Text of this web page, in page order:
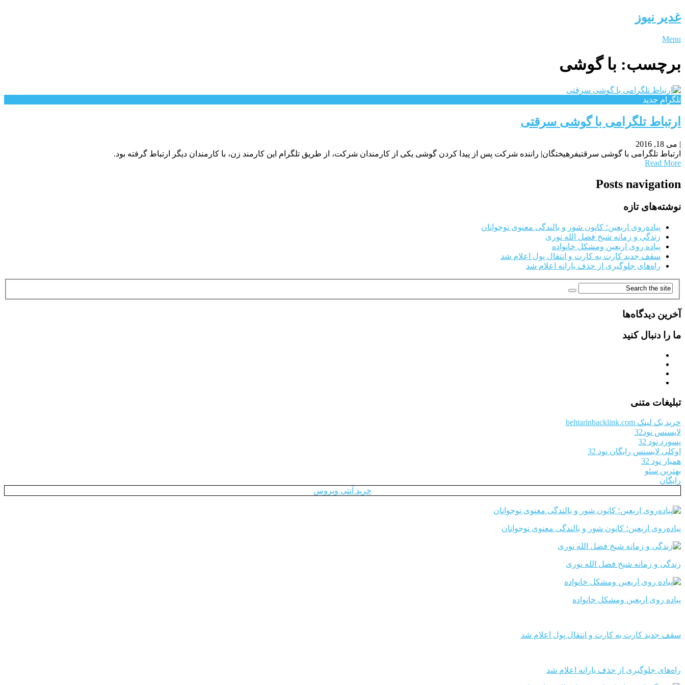
غدیر نیوز
Menu
برچسب: با گوشی
تلگرام جدید
ارتباط تلگرامی با گوشی سرقتی
| می 18, 2016
ارتباط تلگرامی با گوشی سرقتیفرهیختگان| راننده شرکت پس از پیدا کردن گوشی یکی از کارمندان شرکت، از طریق تلگرام این کارمند زن، با کارمندان دیگر ارتباط گرفته بود.
Read More
Posts navigation
نوشته‌های تازه
پیاده‌روی اربعین؛ کانون شور و بالندگی معنوی نوجوانان
زندگی و زمانه شیخ فضل الله نوری
پیاده روی اربعین ومشکل خانواده
سقف جدید کارت به کارت و انتقال پول اعلام شد
راه‌های جلوگیری از حذف یارانه اعلام شد
آخرین دیدگاه‌ها
ما را دنبال کنید
تبلیغات متنی
خرید بک لینک behtarinbacklink.com
لایسنس نود32
پسورد نود 32
اوکلی لایسنس رایگان نود 32
همیار نود 32
بهترین سئو
رایگان
خرید آنتی ویروس
پیاده‌روی اربعین؛ کانون شور و بالندگی معنوی نوجوانان
زندگی و زمانه شیخ فضل الله نوری
پیاده روی اربعین ومشکل خانواده
سقف جدید کارت به کارت و انتقال پول اعلام شد
راه‌های جلوگیری از حذف یارانه اعلام شد